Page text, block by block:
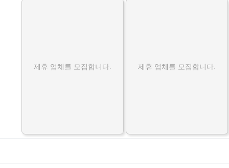
제휴 업체를 모집합니다. 제휴 업체를 모집합니다.